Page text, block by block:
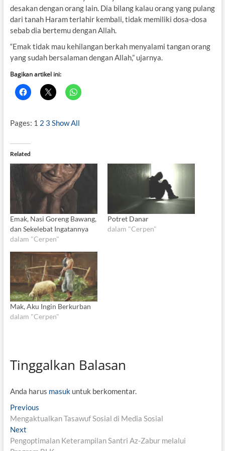
desakan dengan orang lain. Dia bilang kalau orang yang pulang
dari tanah Haram terlahir kembali, tidak memiliki dosa-dosa
sebab dia bertemu dengan Allah.
“Emak tidak mau kehilangan berkah menyalami tangan orang
yang sudah bersalaman dengan Allah,” ujarnya.
Bagikan artikel ini:
Pages: 1 2 3 Show All
Related
Emak, Nasi Goreng Bawang,
dan Sekelebat Ingatannya
dalam "Cerpen"
Potret Danar
dalam "Cerpen"
Mak, Aku Ingin Berkurban
dalam "Cerpen"
Tinggalkan Balasan
Anda harus masukuntuk berkomentar.
N
a
v
Previous
r
v
Mengaktualkan Tasawuf Sosial di Media Sosial
Next
e
Pengoptimalan Keterampilan Santri Az-Zabur melalui